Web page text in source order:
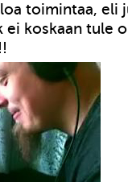
toimintaa, eli
ei koskaan tule